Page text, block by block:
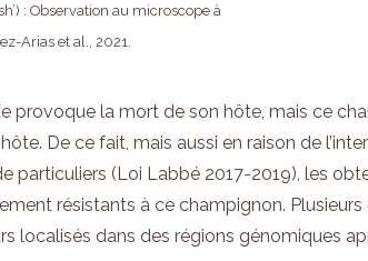
: Observation au microscope à
Arias et al., 2021.
provoque la mort de son hôte, mais ce
De ce fait, mais aussi en raison de
particuliers (Loi Labbé 2017-2019), les
résistants à ce champignon.
localisés dans des régions génomiques